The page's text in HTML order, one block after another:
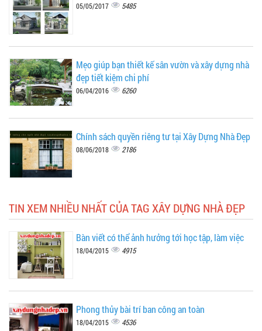
05/05/2017 5485
Mẹo giúp bạn thiết kế sân vườn và xây dựng nhà
đẹp tiết kiệm chi phí
06/04/2016 6260
Chính sách quyền riêng tư tại Xây Dựng Nhà Đẹp
08/06/2018 2186
TIN XEM NHIỀU NHẤT CỦA TAG XÂY DỰNG NHÀ ĐẸP
Bàn viết có thể ảnh hưởng tới học tập, làm việc
18/04/2015 4915
Phong thủy bài trí ban công an toàn
18/04/2015 4536